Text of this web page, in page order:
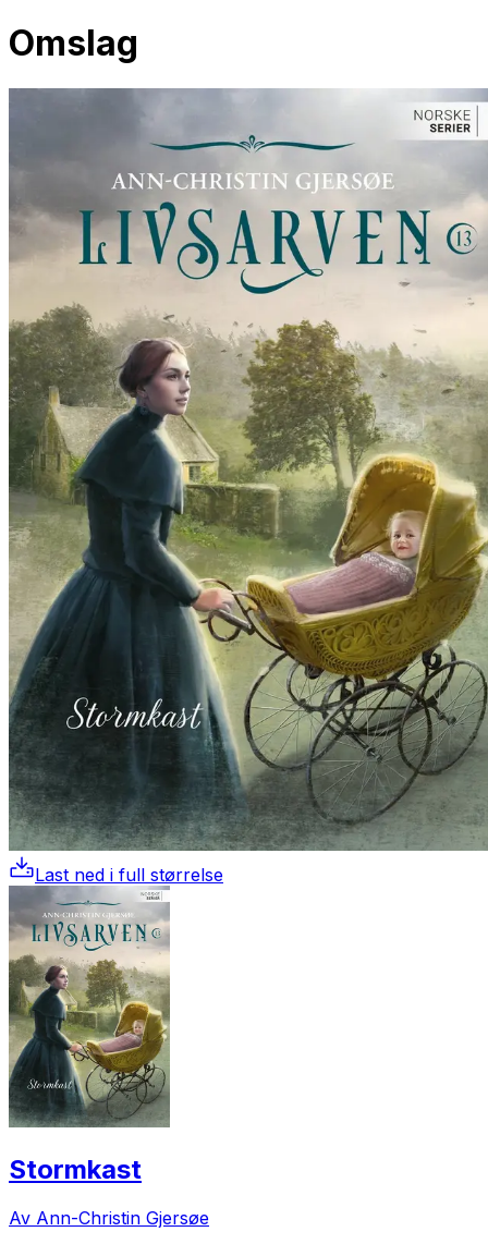
Omslag
Last ned i full størrelse
Stormkast
Av Ann-Christin Gjersøe